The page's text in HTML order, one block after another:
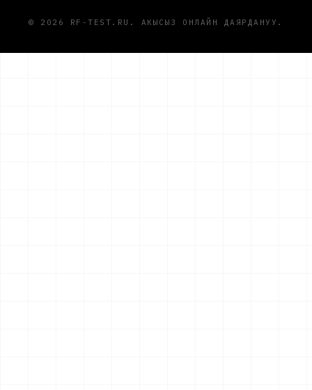
© 2026 RF-TEST.RU. АКЫСЫЗ ОНЛАЙН ДАЯРДАНУУ.